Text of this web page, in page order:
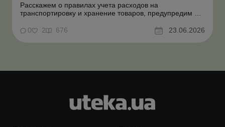
Расскажем о правилах учета расходов на
транспортировку и хранение товаров, предупредим о
нормативное обоснование. Проблемные расходы:
налоговые риски и судебная практика Казалось бы, в
этом вопросе неоднозначности быть не может. Но, как
0 2 676 23.06.2026